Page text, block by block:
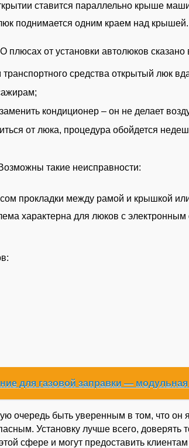
ставится параллельно крыше
поднимается одним краем над крышей.
плюсах от установки автолюков
средства открытый люк
кондиционер – он не делает
от люка, процедура обойдется
такие неисправности:
прокладки между рамой и крышкой
характерна для люков с
для газовой заправки —
очередь быть уверенным в том, что он
Установку лучше всего, доверять
сфере и могут предоставить